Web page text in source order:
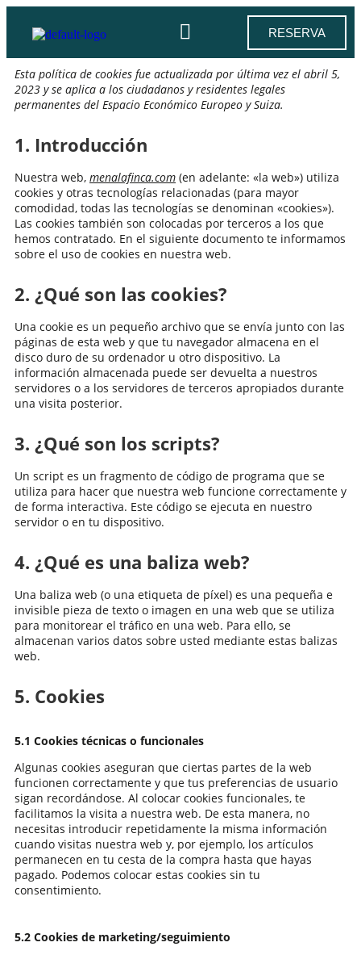
RESERVA
Esta política de cookies fue actualizada por última vez el abril 5,
2023 y se aplica a los ciudadanos y residentes legales
permanentes del Espacio Económico Europeo y Suiza.
1. Introducción
Nuestra web, menalafinca.com (en adelante: «la web») utiliza
cookies y otras tecnologías relacionadas (para mayor
comodidad, todas las tecnologías se denominan «cookies»).
Las cookies también son colocadas por terceros a los que
hemos contratado. En el siguiente documento te informamos
sobre el uso de cookies en nuestra web.
2. ¿Qué son las cookies?
Una cookie es un pequeño archivo que se envía junto con las
páginas de esta web y que tu navegador almacena en el
disco duro de su ordenador u otro dispositivo. La
información almacenada puede ser devuelta a nuestros
servidores o a los servidores de terceros apropiados durante
una visita posterior.
3. ¿Qué son los scripts?
Un script es un fragmento de código de programa que se
utiliza para hacer que nuestra web funcione correctamente y
de forma interactiva. Este código se ejecuta en nuestro
servidor o en tu dispositivo.
4. ¿Qué es una baliza web?
Una baliza web (o una etiqueta de píxel) es una pequeña e
invisible pieza de texto o imagen en una web que se utiliza
para monitorear el tráfico en una web. Para ello, se
almacenan varios datos sobre usted mediante estas balizas
web.
5. Cookies
5.1 Cookies técnicas o funcionales
Algunas cookies aseguran que ciertas partes de la web
funcionen correctamente y que tus preferencias de usuario
sigan recordándose. Al colocar cookies funcionales, te
facilitamos la visita a nuestra web. De esta manera, no
necesitas introducir repetidamente la misma información
cuando visitas nuestra web y, por ejemplo, los artículos
permanecen en tu cesta de la compra hasta que hayas
pagado. Podemos colocar estas cookies sin tu
consentimiento.
5.2 Cookies de marketing/seguimiento